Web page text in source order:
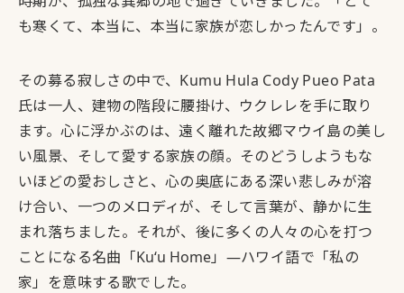
も寒くて、本当に、本当に家族が恋しかったんです」。
その募る寂しさの中で、Kumu Hula Cody Pueo Pata
氏は一人、建物の階段に腰掛け、ウクレレを手に取り
ます。心に浮かぶのは、遠く離れた故郷マウイ島の美し
い風景、そして愛する家族の顔。そのどうしようもな
いほどの愛おしさと、心の奥底にある深い悲しみが溶
け合い、一つのメロディが、そして言葉が、静かに生
まれ落ちました。それが、後に多くの人々の心を打つ
ことになる名曲「Kuʻu Home」―ハワイ語で「私の
家」を意味する歌でした。